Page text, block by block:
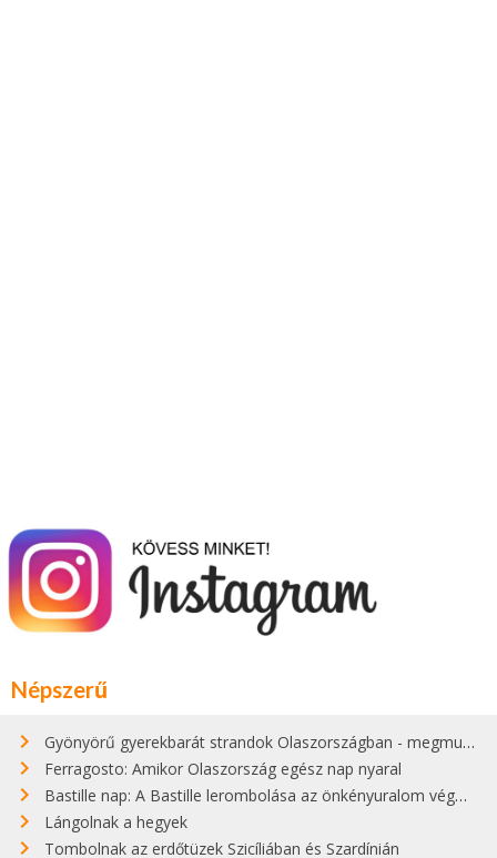
Népszerű
Gyönyörű gyerekbarát strandok Olaszországban - megmutatjuk a 15 legjobbat
Ferragosto: Amikor Olaszország egész nap nyaral
Bastille nap: A Bastille lerombolása az önkényuralom végét jelentette
Lángolnak a hegyek
Tombolnak az erdőtüzek Szicíliában és Szardínián